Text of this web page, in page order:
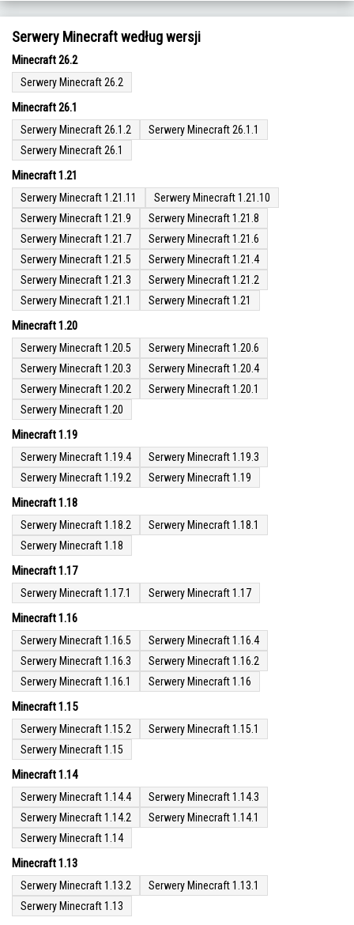
Serwery Minecraft według wersji
Minecraft 26.2
Serwery Minecraft 26.2
Minecraft 26.1
Serwery Minecraft 26.1.2
Serwery Minecraft 26.1.1
Serwery Minecraft 26.1
Minecraft 1.21
Serwery Minecraft 1.21.11
Serwery Minecraft 1.21.10
Serwery Minecraft 1.21.9
Serwery Minecraft 1.21.8
Serwery Minecraft 1.21.7
Serwery Minecraft 1.21.6
Serwery Minecraft 1.21.5
Serwery Minecraft 1.21.4
Serwery Minecraft 1.21.3
Serwery Minecraft 1.21.2
Serwery Minecraft 1.21.1
Serwery Minecraft 1.21
Minecraft 1.20
Serwery Minecraft 1.20.5
Serwery Minecraft 1.20.6
Serwery Minecraft 1.20.3
Serwery Minecraft 1.20.4
Serwery Minecraft 1.20.2
Serwery Minecraft 1.20.1
Serwery Minecraft 1.20
Minecraft 1.19
Serwery Minecraft 1.19.4
Serwery Minecraft 1.19.3
Serwery Minecraft 1.19.2
Serwery Minecraft 1.19
Minecraft 1.18
Serwery Minecraft 1.18.2
Serwery Minecraft 1.18.1
Serwery Minecraft 1.18
Minecraft 1.17
Serwery Minecraft 1.17.1 Serwery Minecraft 1.17
Minecraft 1.16
Serwery Minecraft 1.16.5
Serwery Minecraft 1.16.4
Serwery Minecraft 1.16.3
Serwery Minecraft 1.16.2
Serwery Minecraft 1.16.1
Serwery Minecraft 1.16
Minecraft 1.15
Serwery Minecraft 1.15.2
Serwery Minecraft 1.15.1
Serwery Minecraft 1.15
Minecraft 1.14
Serwery Minecraft 1.14.4
Serwery Minecraft 1.14.3
Serwery Minecraft 1.14.2
Serwery Minecraft 1.14.1
Serwery Minecraft 1.14
Minecraft 1.13
Serwery Minecraft 1.13.2
Serwery Minecraft 1.13.1
Serwery Minecraft 1.13